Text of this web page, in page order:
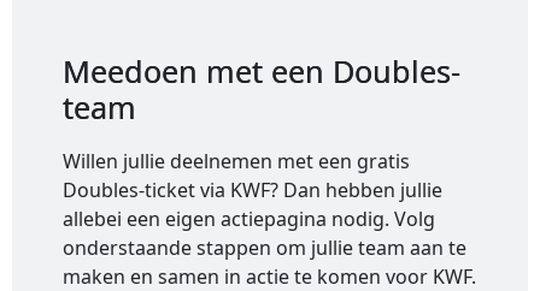
Meedoen met een Doubles-
team
Willen jullie deelnemen met een gratis
Doubles-ticket via KWF? Dan hebben jullie
allebei een eigen actiepagina nodig. Volg
onderstaande stappen om jullie team aan te
maken en samen in actie te komen voor KWF.